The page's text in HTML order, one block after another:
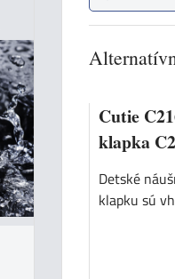
Cutie
klapka
Detské
klapku sú